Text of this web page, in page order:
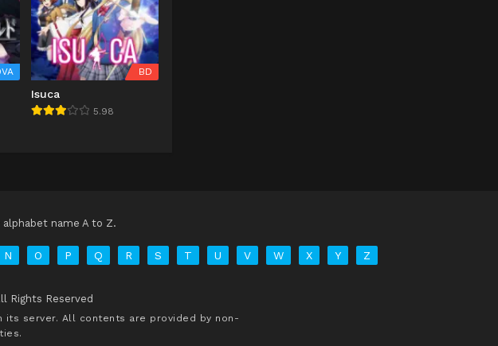
BD
Isuca
5.98
name A to Z.
N O P Q R S T U V W X Y Z
Rights Reserved
its server. All contents are provided by non-